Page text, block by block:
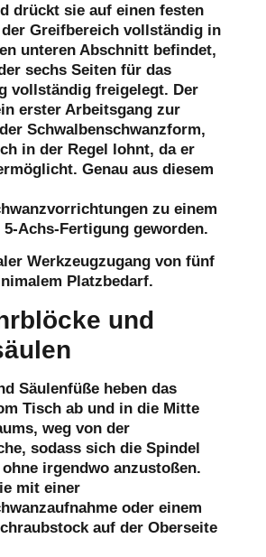
drückt sie auf einen festen
Greifbereich vollständig in
unteren Abschnitt befindet,
sechs Seiten für das
vollständig freigelegt. Der
erster Arbeitsgang zur
Schwalbenschwanzform,
in der Regel lohnt, da er
Genau aus diesem
zu einem
Achs-Fertigung geworden.
Werkzeugzugang von fünf
Platzbedarf.
und
Säulenfüße heben das
Tisch ab und in die Mitte
weg von der
sodass sich die Spindel
irgendwo anzustoßen.
mit einer
oder einem
auf der Oberseite